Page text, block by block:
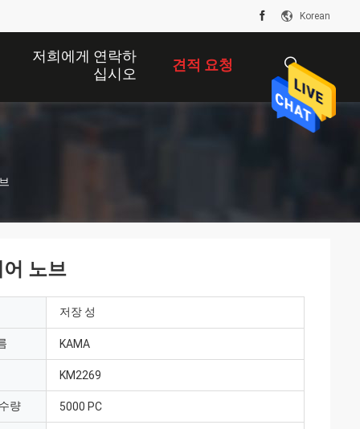
Korean
저희에게 연락하
십시오
견적 요청
노브
저장 성
KAMA
KM2269
량 5000 PC